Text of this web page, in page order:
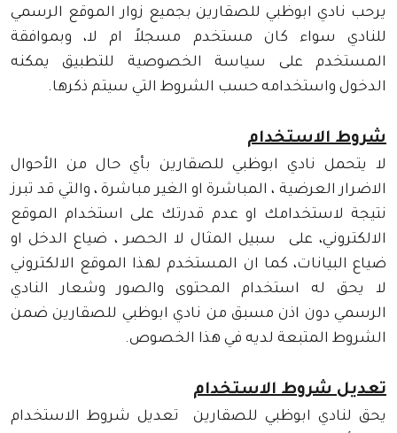
يرحب نادي ابوظبي للصقارين بجميع زوار الموقع الرسمي
للنادي سواء كان مستخدم مسجلاً ام لا، وبموافقة
المستخدم على سياسة الخصوصية للتطبيق يمكنه
الدخول واستخدامه حسب الشروط التي سيتم ذكرها.
شروط الاستخدام
لا يتحمل نادي ابوظبي للصقارين بأي حال من الأحوال
الاضرار العرضية ، المباشرة او الغير مباشرة ، والتي قد تبرز
نتيجة لاستخدامك او عدم قدرتك على استخدام الموقع
الالكتروني، على سبيل المثال لا الحصر ، ضياع الدخل او
ضياع البيانات، كما ان المستخدم لهذا الموقع الالكتروني
لا يحق له استخدام المحتوى والصور وشعار النادي
الرسمي دون اذن مسبق من نادي ابوظبي للصقارين ضمن
الشروط المتبعة لديه في هذا الخصوص.
تعديل شروط الاستخدام
يحق لنادي ابوظبي للصقارين تعديل شروط الاستخدام